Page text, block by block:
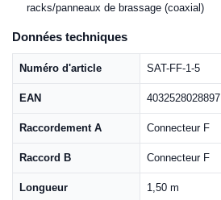
racks/panneaux de brassage (coaxial)
Données techniques
Numéro d'article SAT-FF-1-5
EAN 4032528028897
Raccordement A Connecteur F
Raccord B Connecteur F
Longueur 1,50 m